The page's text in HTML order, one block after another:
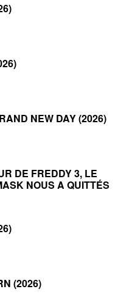
NEW DAY (2026)
DE FREDDY 3, LE
NOUS A QUITTÉS
(2026)